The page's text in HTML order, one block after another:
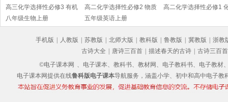
高三化学选择性必修3 有机
化学基础
高二化学选择性必修2 物质
结构与性质
高二化学选择性必修1
八年级生物上册 五年级英语上册
手机版 人教版 苏教版 北师大版 教科版 鲁教版 冀教版
浙教
古诗大全
唐诗三百首 描述春天的古诗
古诗三百首
©电子课本网 、电子课本、教科书、教材网、电子教科书、电子教材
电子课本网提供在线鲁科版电子课本导航服务，涵盖小学、初中和高中电子